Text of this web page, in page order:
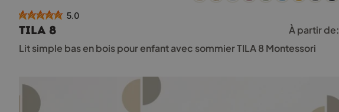
a
plusieurs
variations.
Les
options
être
choisies
5.0
TILA 8 À partir de:
Lit simple bas en bois pour enfant avec sommier TILA 8 Montessori